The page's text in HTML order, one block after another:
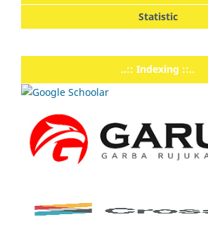
Statistic
..:: Indexing ::..